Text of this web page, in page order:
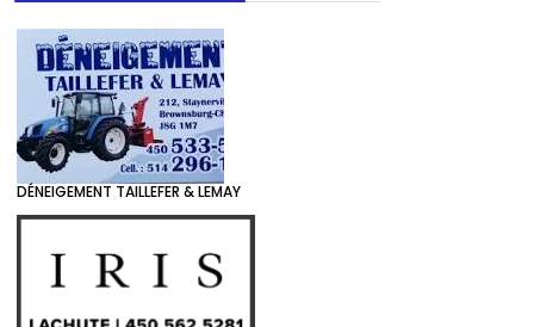
DÉNEIGEMENT TAILLEFER & LEMAY